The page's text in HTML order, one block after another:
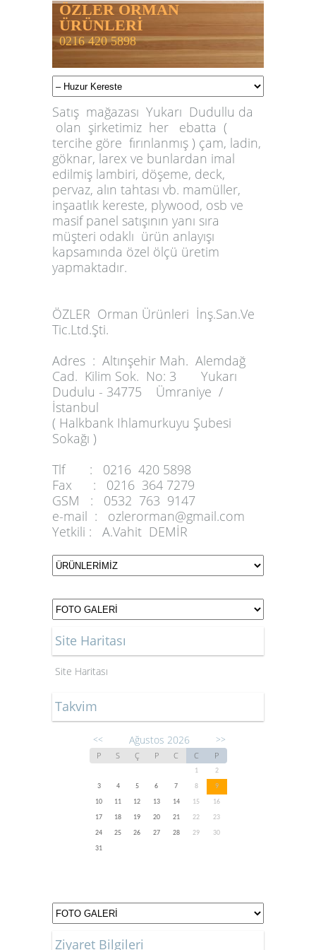
ÖZLER ORMAN
ÜRÜNLERİ
0216 420 5898
Satış mağazası Yukarı Dudullu da
olan şirketimiz her ebatta (
tercihe göre fırınlanmış ) çam, ladin,
göknar, larex ve bunlardan imal
edilmiş lambiri, döşeme, deck,
pervaz, alın tahtası vb. mamüller,
inşaatlık kereste, plywood, osb ve
masif panel satışının yanı sıra
müşteri odaklı ürün anlayışı
kapsamında özel ölçü üretim
yapmaktadır.
ÖZLER Orman Ürünleri İnş.San.Ve
Tic.Ltd.Şti.
Adres : Altınşehir Mah. Alemdağ
Cad. Kilim Sok. No: 3 Yukarı
Dudulu - 34775 Ümraniye /
İstanbul
( Halkbank Ihlamurkuyu Şubesi
Sokağı )
Tlf :
0216 420 5898
Fax :
0216 364 7279
GSM :
0532 763 9147
e-mail :
ozlerorman@gmail.com
Yetkili :
A.Vahit DEMİR
Site Haritası
Site Haritası
Takvim
<< Ağustos 2026 >>
P S Ç P C C P
1
2
3
4 5 6 7 8
9
10
11 12 13 14 15
16
17
18 19 20 21 22
23
24
25 26 27 28 29
30
31
Ziyaret Bilgileri